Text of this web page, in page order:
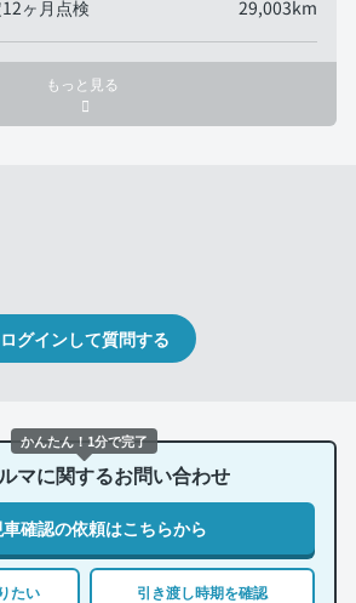
ヶ月点検 29,003km
もっと見る
ログインして質問する
マに関するお問い合わせ
確認の依頼はこちらから
たい 引き渡し時期を確認
かんたん！1分で完了